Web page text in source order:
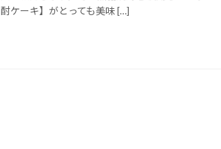
酎ケーキ】がとっても美味 […]